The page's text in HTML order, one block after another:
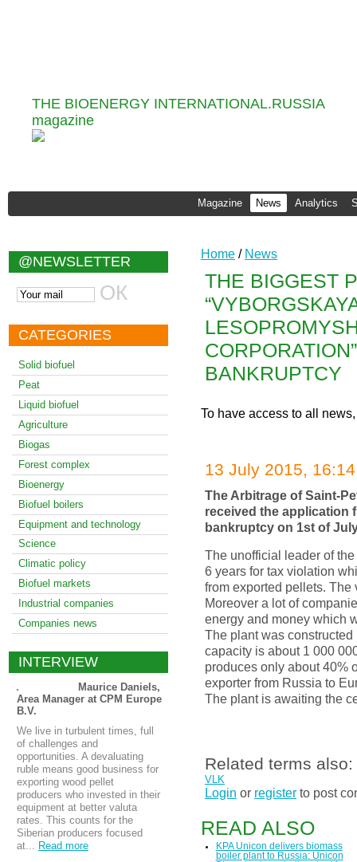
THE BIOENERGY INTERNATIONAL.RUSSIA
magazine
Magazine News Analytics
@NEWSLETTER
CATEGORIES
Solid biofuel
Peat
Liquid biofuel
Agriculture
Biogas
Forest complex
Bioenergy
Biofuel boilers
Equipment and technology
Science
Climatic policy
Biofuel markets
Industrial companies
Companies news
INTERVIEW
Maurice Daniels,
Area Manager at CPM Europe
B.V.
We live in turbulent times, full
of challenges and
opportunities. A devaluating
ruble means good business for
exporting wood pellet
producers who invested in their
equipment at better valuta
rates. This counts for the
Siberian producers focused
at...
Read more
Home / News
THE BIGGEST
BANKRUPTCY
To have access to all
13 July 2015, 16:14
The Arbitrage of Saint-
received the application
bankruptcy on 1st of
The unofficial leader of
6 years for tax violation
from exported pellets.
Moreover a lot of
energy and money which
The plant was
capacity is about 1 000
produces only about 40%
exporter from Russia to
The plant is awaiting the
Related terms also:
VLK
Login or register to post
READ ALSO
KPA Unicon delivers biomass
boiler plant to Russia: Unicon